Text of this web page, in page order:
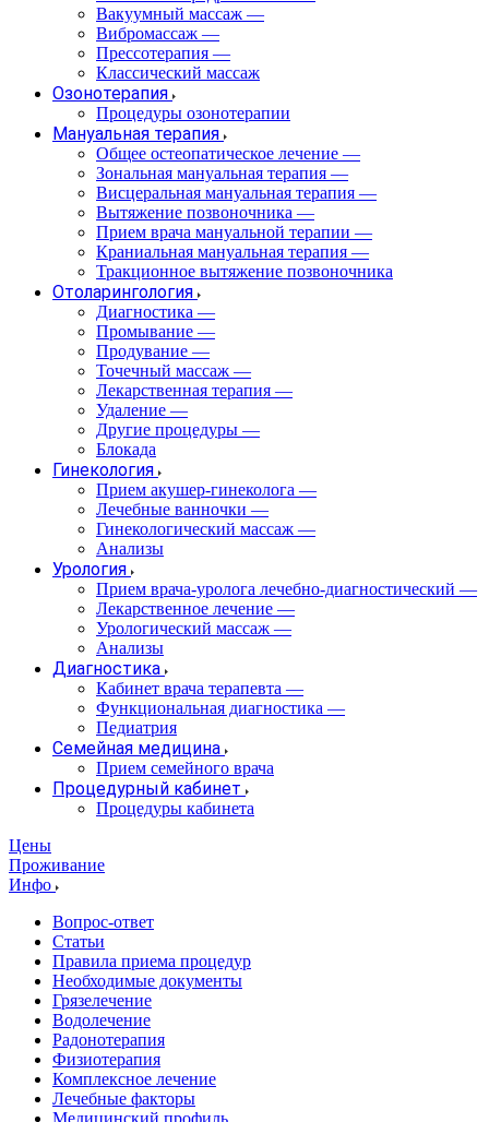
Вакуумный массаж —
Вибромассаж —
Прессотерапия —
Классический массаж
Озонотерапия
Процедуры озонотерапии
Мануальная терапия
Общее остеопатическое лечение —
Зональная мануальная терапия —
Висцеральная мануальная терапия —
Вытяжение позвоночника —
Прием врача мануальной терапии —
Краниальная мануальная терапия —
Тракционное вытяжение позвоночника
Отоларингология
Диагностика —
Промывание —
Продувание —
Точечный массаж —
Лекарственная терапия —
Удаление —
Другие процедуры —
Блокада
Гинекология
Прием акушер-гинеколога —
Лечебные ванночки —
Гинекологический массаж —
Анализы
Урология
Прием врача-уролога лечебно-диагностический —
Лекарственное лечение —
Урологический массаж —
Анализы
Диагностика
Кабинет врача терапевта —
Функциональная диагностика —
Педиатрия
Семейная медицина
Прием семейного врача
Процедурный кабинет
Процедуры кабинета
Цены
Проживание
Инфо
Вопрос-ответ
Статьи
Правила приема процедур
Необходимые документы
Грязелечение
Водолечение
Радонотерапия
Физиотерапия
Комплексное лечение
Лечебные факторы
Медицинский профиль